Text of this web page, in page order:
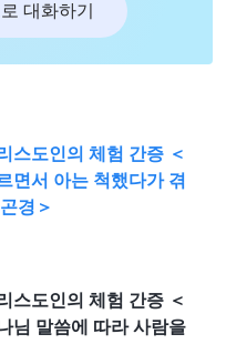
대화하기
스도인의 체험 간증 ＜
면서 아는 척했다가 겪
경＞
스도인의 체험 간증 ＜
님 말씀에 따라 사람을